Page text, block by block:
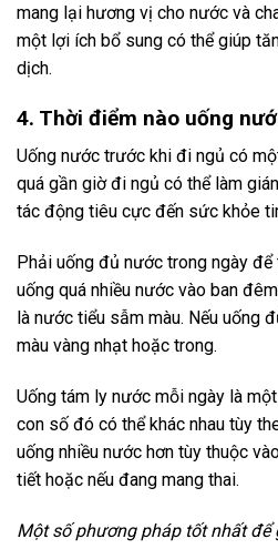
mang lại hương vị cho nước và
một lợi ích bổ sung có thể giúp
dịch.
4. Thời điểm nào uống
Uống nước trước khi đi ngủ có
quá gần giờ đi ngủ có thể làm
tác động tiêu cực đến sức khỏe
Phải uống đủ nước trong ngày
uống quá nhiều nước vào ban
là nước tiểu sẫm màu. Nếu uống
màu vàng nhạt hoặc trong.
Uống tám ly nước mỗi ngày là
con số đó có thể khác nhau tùy
uống nhiều nước hơn tùy thuộc
tiết hoặc nếu đang mang thai.
Một số phương pháp tốt nhất để